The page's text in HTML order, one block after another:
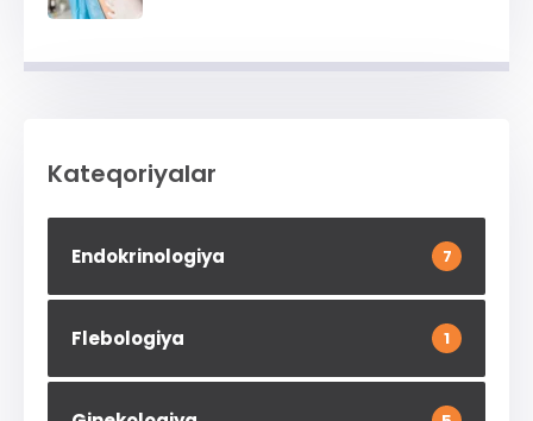
Kateqoriyalar
Endokrinologiya 7
Flebologiya 1